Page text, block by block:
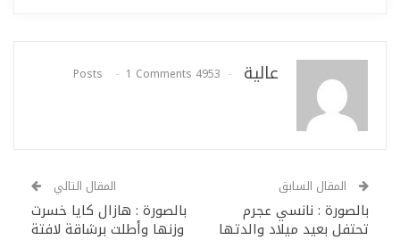
عالية 4953 Posts
1 Comments
المقال السابق
بالصورة : نانسي عجرم
تحتفل بعيد ميلاد والدتها
المقال التالي
بالصورة : هازال كايا خسرت
وزنها وأطلت برشاقة لافتة